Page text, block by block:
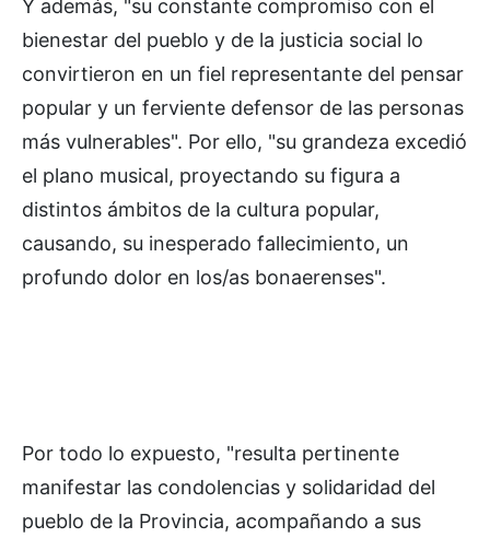
Y además, "su constante compromiso con el
bienestar del pueblo y de la justicia social lo
convirtieron en un fiel representante del pensar
popular y un ferviente defensor de las personas
más vulnerables". Por ello, "su grandeza excedió
el plano musical, proyectando su figura a
distintos ámbitos de la cultura popular,
causando, su inesperado fallecimiento, un
profundo dolor en los/as bonaerenses".
Por todo lo expuesto, "resulta pertinente
manifestar las condolencias y solidaridad del
pueblo de la Provincia, acompañando a sus